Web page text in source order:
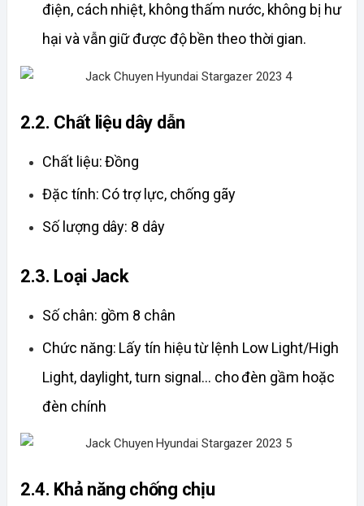
điện, cách nhiệt, không thấm nước, không bị hư
hại và vẫn giữ được độ bền theo thời gian.
2.2. Chất liệu dây dẫn
Chất liệu: Đồng
Đặc tính: Có trợ lực, chống gãy
Số lượng dây: 8 dây
2.3. Loại Jack
Số chân: gồm 8 chân
Chức năng: Lấy tín hiệu từ lệnh Low Light/High
Light, daylight, turn signal... cho đèn gầm hoặc
đèn chính
2.4. Khả năng chống chịu